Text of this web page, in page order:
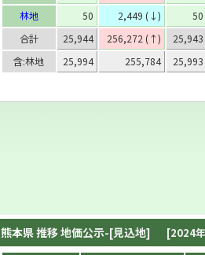
林地
50 2,449 (↓)
50
合計
25,944 256,272 (↑)
25,943
含:林地
25,994 255,784 25,993
熊本県推移 地価公示-[見込地] [2024